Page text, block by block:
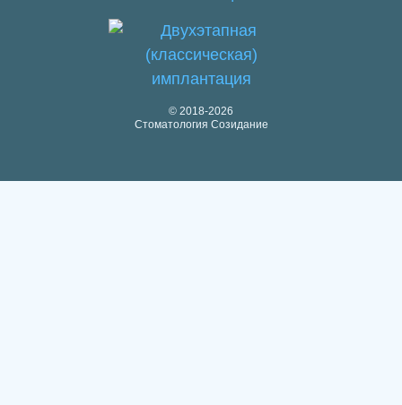
© 2018-2026
Стоматология Созидание